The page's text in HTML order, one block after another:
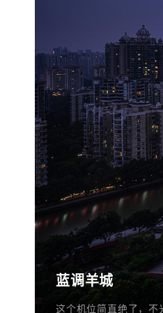
蓝调羊城
这个机位简直绝了，